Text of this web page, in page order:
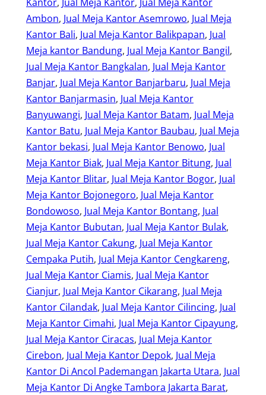
Ambon, Jual Meja Kantor Asemrowo, Jual Meja
Kantor Bali, Jual Meja Kantor Balikpapan, Jual
Meja kantor Bandung, Jual Meja Kantor Bangil
Jual Meja Kantor Bangkalan, Jual Meja Kantor
Banjar, Jual Meja Kantor Banjarbaru, Jual Meja
Kantor Banjarmasin, Jual Meja Kantor
Banyuwangi, Jual Meja Kantor Batam, Jual Meja
Kantor Batu, Jual Meja Kantor Baubau, Jual Meja
Kantor bekasi, Jual Meja Kantor Benowo, Jual
Meja Kantor Biak, Jual Meja Kantor Bitung, Jual
Meja Kantor Blitar, Jual Meja Kantor Bogor, Jual
Meja Kantor Bojonegoro, Jual Meja Kantor
Bondowoso, Jual Meja Kantor Bontang, Jual
Meja Kantor Bubutan, Jual Meja Kantor Bulak
Jual Meja Kantor Cakung, Jual Meja Kantor
Cempaka Putih, Jual Meja Kantor Cengkareng
Jual Meja Kantor Ciamis, Jual Meja Kantor
Cianjur, Jual Meja Kantor Cikarang, Jual Meja
Kantor Cilandak, Jual Meja Kantor Cilincing, Jual
Meja Kantor Cimahi, Jual Meja Kantor Cipayung
Jual Meja Kantor Ciracas, Jual Meja Kantor
Cirebon, Jual Meja Kantor Depok, Jual Meja
Kantor Di Ancol Pademangan Jakarta Utara, Jual
Meja Kantor Di Angke Tambora Jakarta Barat